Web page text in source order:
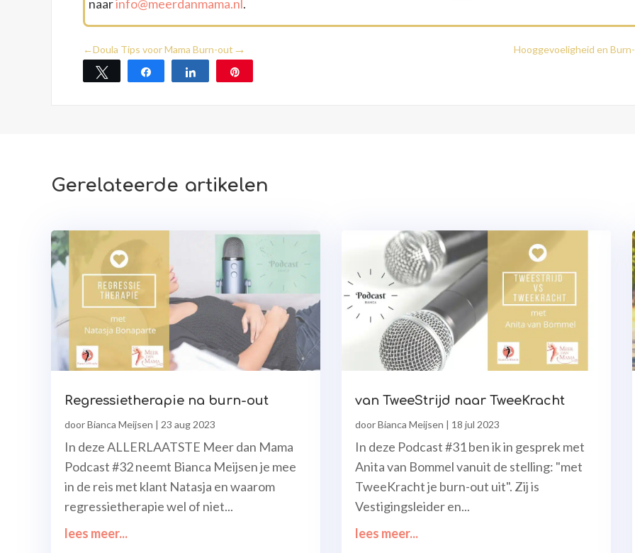
naarinfo@meerdanmama.nl.
←Doula Tips voor Mama Burn-out Hooggevoeligheid en
→
Tweet Share Share
Gerelateerde artikelen
Regressietherapie na burn-out
doorBianca Meijsen | 23 aug 2023
In deze ALLERLAATSTE Meer dan Mama
Podcast #32 neemt Bianca Meijsen je mee
in de reis met klant Natasja en waarom
regressietherapie wel of niet...
lees meer...
van TweeStrijd naar TweeKracht
doorBianca Meijsen | 18 jul 2023
In deze Podcast #31 ben ik in gesprek met
Anita van Bommel vanuit de stelling: "met
TweeKracht je burn-out uit". Zij is
Vestigingsleider en...
lees meer...